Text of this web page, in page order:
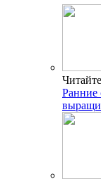
Ранние